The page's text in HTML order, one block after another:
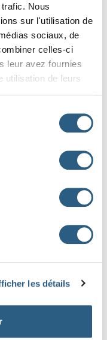
Nous
sur l'utilisation de
sociaux, de
celles-ci
leur avez fournies
utilisation de leurs
les détails
Intérim
F)
CDD
PL - Secteur
Anglais /